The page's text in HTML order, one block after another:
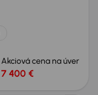
Akciová cena na úver
7 400 €